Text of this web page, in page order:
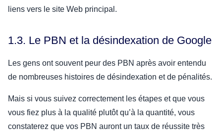
liens vers le site Web principal.
1.3. Le PBN et la désindexation de Google
Les gens ont souvent peur des PBN après avoir entendu
de nombreuses histoires de désindexation et de pénalités.
Mais si vous suivez correctement les étapes et que vous
vous fiez plus à la qualité plutôt qu’à la quantité, vous
constaterez que vos PBN auront un taux de réussite très